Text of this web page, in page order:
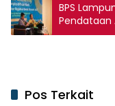
BPS
Pendataan
Pos Terkait